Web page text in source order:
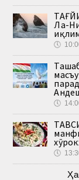
Ла-
🕔
🕔
🕔